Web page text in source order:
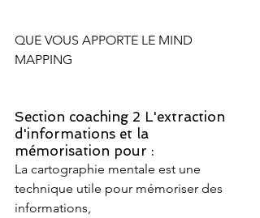
QUE VOUS APPORTE LE MIND
MAPPING
Section coaching 2 L'extraction
d'informations et la
mémorisation pour :
La cartographie mentale est une
technique utile pour mémoriser des
informations,